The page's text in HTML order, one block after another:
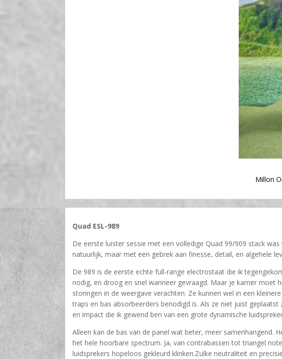
Millon
Quad ESL-989
De eerste luister sessie met een volledige Quad 99/909 stack
natuurlijk, maar met een gebrek aan finesse, detail, en algehele
De 989 is de eerste echte full-range electrostaat die ik
nodig, en droog en snel wanneer gevraagd. Maar je kamer moet
storingen in de weergave verachten. Ze kunnen wel in een
traps en bas absorbeerders benodigd is. Als ze niet juist
en impact die ik gewend ben van een grote dynamische
Alleen kan de bas van de panel wat beter, meer samenhangend.
het hele hoorbare spectrum. Ja, van contrabassen tot triangel
luidsprekers hopeloos gekleurd klinken.Zulke neutraliteit en